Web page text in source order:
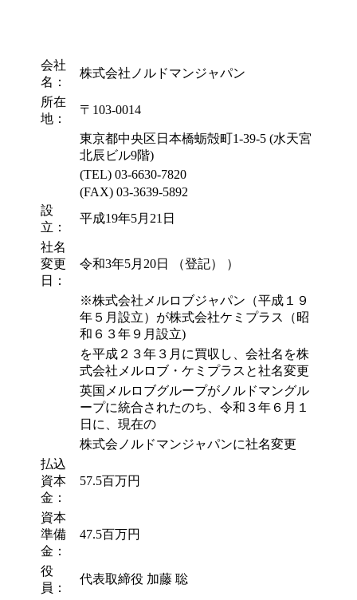
会社
名：
株式会社ノルドマンジャパン
所在
地：
〒103-0014
東京都中央区日本橋蛎殻町1-39-5 (水天宮
北辰ビル9階)
(TEL) 03-6630-7820
(FAX) 03-3639-5892
設
立：
平成19年5月21日
社名
変更
日：
令和3年5月20日 （登記） ）
※株式会社メルロブジャパン（平成１９
年５月設立）が株式会社ケミプラス（昭
和６３年９月設立)
を平成２３年３月に買収し、会社名を株
式会社メルロブ・ケミプラスと社名変更
英国メルロブグループがノルドマングル
ープに統合されたのち、令和３年６月１
日に、現在の
株式会ノルドマンジャパンに社名変更
払込
資本
金：
57.5百万円
資本
準備
金：
47.5百万円
役
員：
代表取締役 加藤 聡